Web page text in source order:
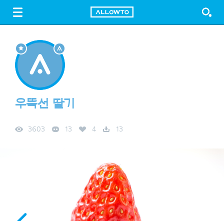
FREE DOWNLOAD
우뚝선 딸기
3603 13 4 13